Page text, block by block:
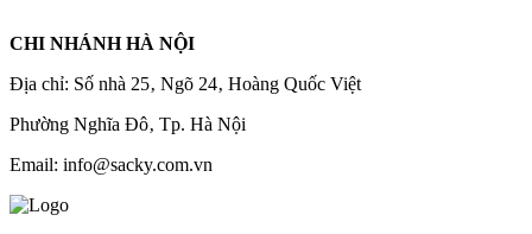
CHI NHÁNH HÀ NỘI
Địa chỉ: Số nhà 25‚ Ngõ 24‚ Hoàng Quốc Việt
Phường Nghĩa Đô‚ Tp. Hà Nội
Email: info@sacky.com.vn